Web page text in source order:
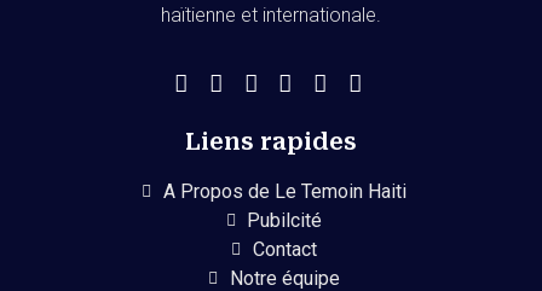
haïtienne et internationale.
Liens rapides
A Propos de Le Temoin Haiti
Pubilcité
Contact
Notre équipe